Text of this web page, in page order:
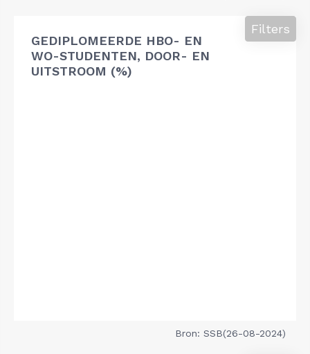
GEDIPLOMEERDE HBO- EN
WO-STUDENTEN, DOOR- EN
UITSTROOM (%)
Filters
Bron: SSB(26-08-2024)